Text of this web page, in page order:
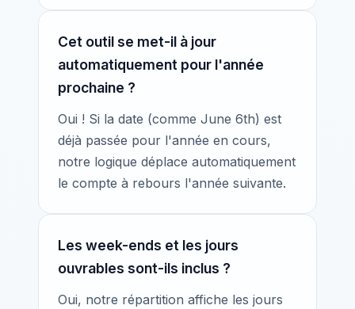
Cet outil se met-il à jour
automatiquement pour l'année
prochaine ?
Oui ! Si la date (comme June 6th) est
déjà passée pour l'année en cours,
notre logique déplace automatiquement
le compte à rebours l'année suivante.
Les week-ends et les jours
ouvrables sont-ils inclus ?
Oui, notre répartition affiche les jours